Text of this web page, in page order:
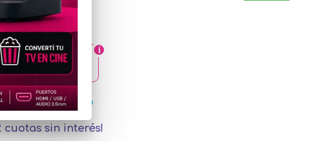
con MercadoPago
cuotas sin interés!